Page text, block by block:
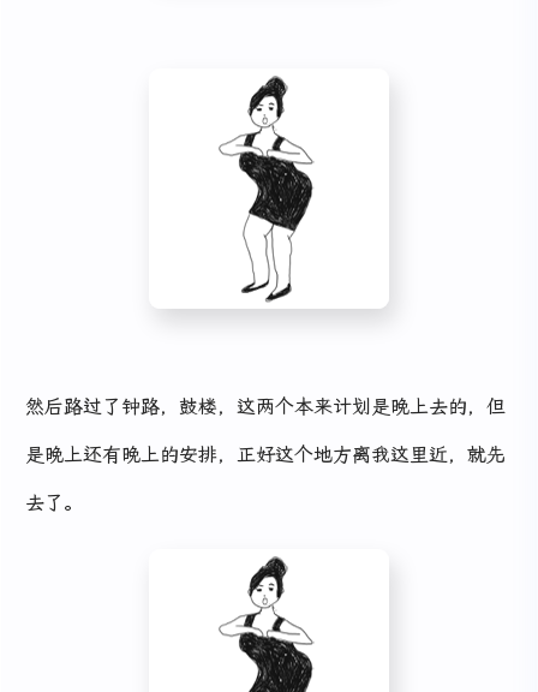
然后路过了钟路，鼓楼，这两个本来计划是晚上去的，但
是晚上还有晚上的安排，正好这个地方离我这里近，就先
去了。